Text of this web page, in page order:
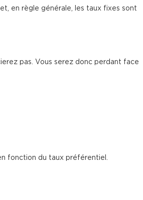
en règle générale, les taux fixes sont
pas. Vous serez donc perdant face
fonction du taux préférentiel.